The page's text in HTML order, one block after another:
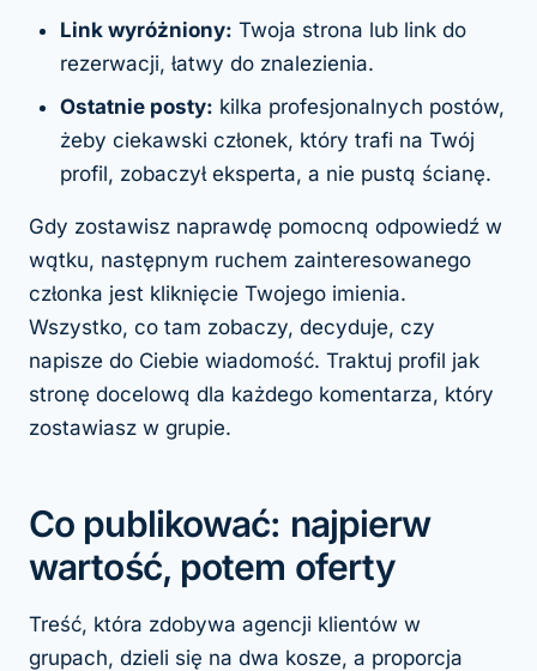
Link wyróżniony: Twoja strona lub link do
rezerwacji, łatwy do znalezienia.
Ostatnie posty: kilka profesjonalnych postów,
żeby ciekawski członek, który trafi na Twój
profil, zobaczył eksperta, a nie pustą ścianę.
Gdy zostawisz naprawdę pomocną odpowiedź w
wątku, następnym ruchem zainteresowanego
członka jest kliknięcie Twojego imienia.
Wszystko, co tam zobaczy, decyduje, czy
napisze do Ciebie wiadomość. Traktuj profil jak
stronę docelową dla każdego komentarza, który
zostawiasz w grupie.
Co publikować: najpierw
wartość, potem oferty
Treść, która zdobywa agencji klientów w
grupach, dzieli się na dwa kosze, a proporcja